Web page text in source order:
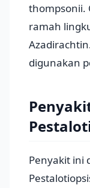
thompsonii.
ramah
digunakan
Penyakit ini